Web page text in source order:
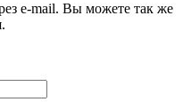
e-mail. Вы можете так же